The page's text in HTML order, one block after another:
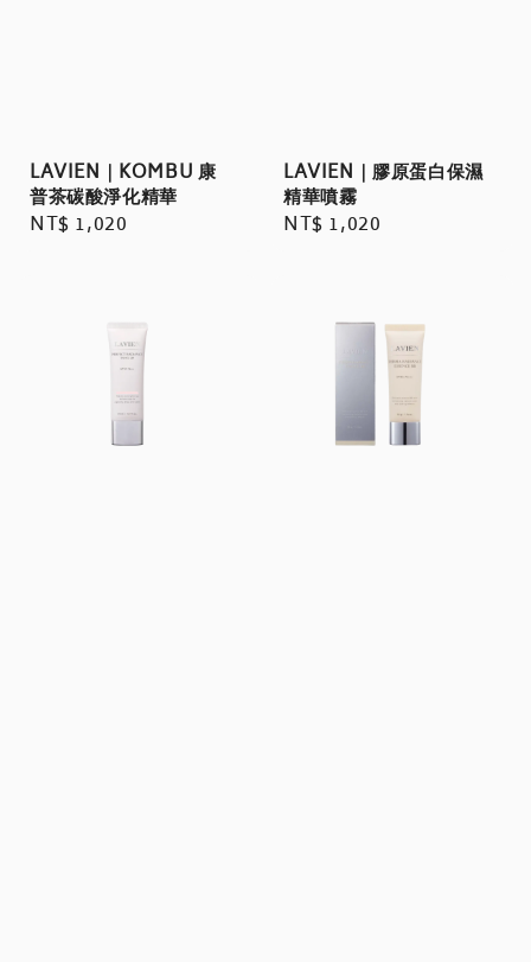
LAVIEN｜KOMBU 康
普茶碳酸淨化精華
Regular
NT$ 1,020
LAVIEN｜膠原蛋白保濕
精華噴霧
Regular
NT$ 1,020